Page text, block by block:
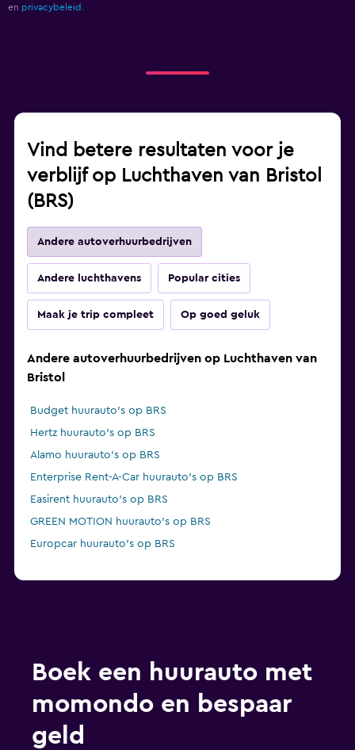
en privacybeleid.
Vind betere resultaten voor je
verblijf op Luchthaven van Bristol
(BRS)
Andere autoverhuurbedrijven
Andere luchthavens Popular cities
Maak je trip compleet Op goed geluk
Andere autoverhuurbedrijven op Luchthaven van
Bristol
Budget huurauto's op BRS
Hertz huurauto's op BRS
Alamo huurauto's op BRS
Enterprise Rent-A-Car huurauto's op BRS
Easirent huurauto's op BRS
GREEN MOTION huurauto's op BRS
Europcar huurauto's op BRS
Boek een huurauto met
momondo en bespaar
geld